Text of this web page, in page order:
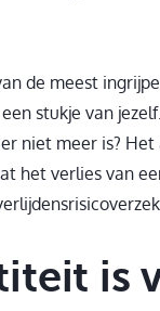
de meest
stukje van
niet meer is?
het verlies van
is